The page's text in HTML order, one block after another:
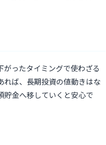
がったタイミングで使わざる
れば、長期投資の値動きはな
貯金へ移していくと安心で